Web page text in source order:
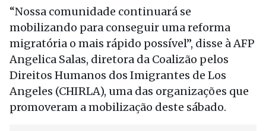
“Nossa comunidade continuará se
mobilizando para conseguir uma reforma
migratória o mais rápido possível”, disse à AFP
Angelica Salas, diretora da Coalizão pelos
Direitos Humanos dos Imigrantes de Los
Angeles (CHIRLA), uma das organizações que
promoveram a mobilização deste sábado.